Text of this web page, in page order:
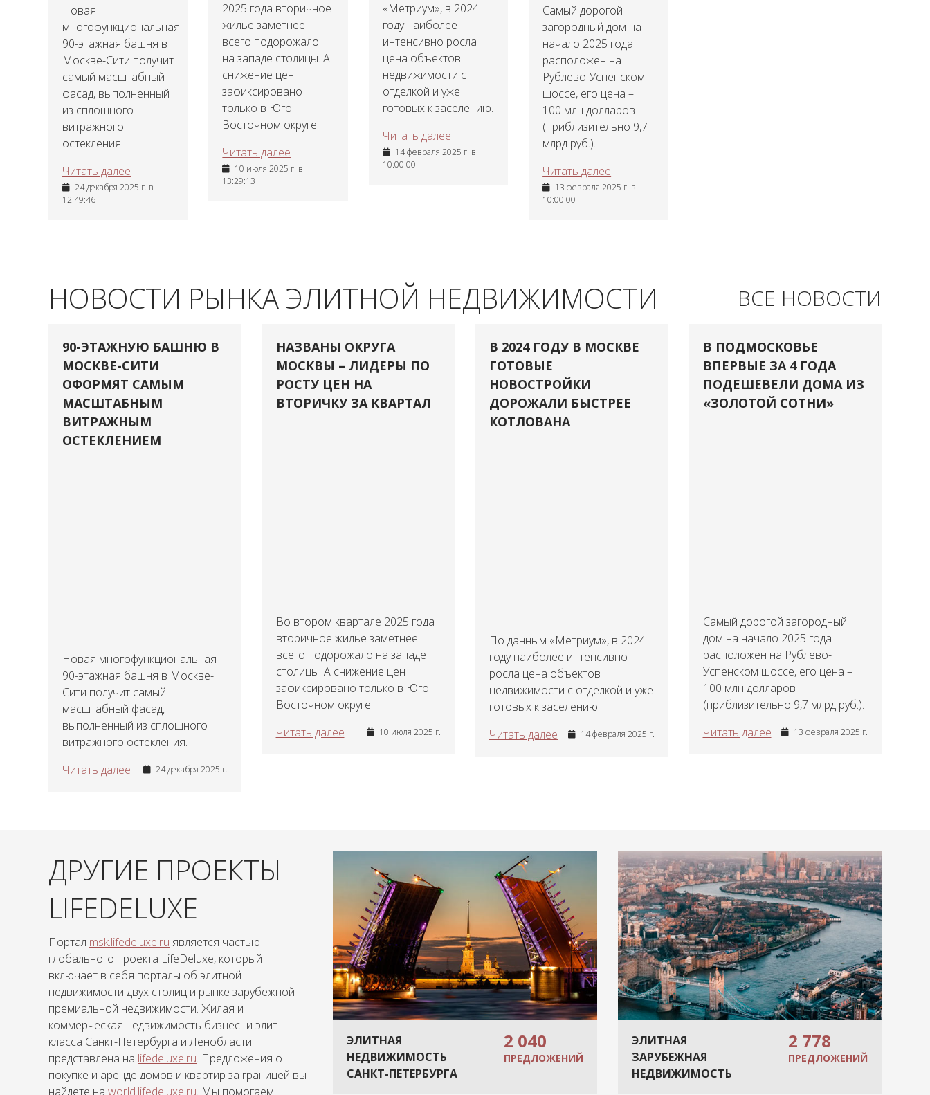
Новая
многофункциональная
90-этажная башня в
Москве-Сити получит
самый масштабный
фасад, выполненный
из сплошного
витражного
остекления.
Читать далее
24 декабря 2025 г. в
12:49:46
2025 года вторичное
жилье заметнее
всего подорожало
на западе столицы. А
снижение цен
зафиксировано
только в Юго-
Восточном округе.
Читать далее
10 июля 2025 г. в
13:29:13
«Метриум», в 2024
году наиболее
интенсивно росла
цена объектов
недвижимости с
отделкой и уже
готовых к заселению.
Читать далее
14 февраля 2025 г. в
10:00:00
Самый дорогой
загородный дом на
начало 2025 года
расположен на
Рублево-Успенском
шоссе, его цена –
100 млн долларов
(приблизительно 9,7
млрд руб.).
Читать далее
13 февраля 2025 г. в
10:00:00
ВСЕ НОВОСТИ
НОВОСТИ РЫНКА ЭЛИТНОЙ НЕДВИЖИМОСТИ
90-ЭТАЖНУЮ БАШНЮ В
МОСКВЕ-СИТИ
ОФОРМЯТ САМЫМ
МАСШТАБНЫМ
ВИТРАЖНЫМ
ОСТЕКЛЕНИЕМ
Новая многофункциональная
90-этажная башня в Москве-
Сити получит самый
масштабный фасад,
выполненный из сплошного
витражного остекления.
Читать далее
24 декабря 2025 г.
НАЗВАНЫ ОКРУГА
МОСКВЫ – ЛИДЕРЫ ПО
РОСТУ ЦЕН НА
ВТОРИЧКУ ЗА КВАРТАЛ
Во втором квартале 2025 года
вторичное жилье заметнее
всего подорожало на западе
столицы. А снижение цен
зафиксировано только в Юго-
Восточном округе.
Читать далее
10 июля 2025 г.
В 2024 ГОДУ В МОСКВЕ
ГОТОВЫЕ
НОВОСТРОЙКИ
ДОРОЖАЛИ БЫСТРЕЕ
КОТЛОВАНА
По данным «Метриум», в 2024
году наиболее интенсивно
росла цена объектов
недвижимости с отделкой и уже
готовых к заселению.
Читать далее
14 февраля 2025 г.
В ПОДМОСКОВЬЕ
ВПЕРВЫЕ ЗА 4 ГОДА
ПОДЕШЕВЕЛИ ДОМА ИЗ
«ЗОЛОТОЙ СОТНИ»
Самый дорогой загородный
дом на начало 2025 года
расположен на Рублево-
Успенском шоссе, его цена –
100 млн долларов
(приблизительно 9,7 млрд руб.).
Читать далее
13 февраля 2025 г.
ДРУГИЕ ПРОЕКТЫ
LIFEDELUXE
Портал msk.lifedeluxe.ru является частью
глобального проекта LifeDeluxe, который
включает в себя порталы об элитной
недвижимости двух столиц и рынке зарубежной
премиальной недвижимости. Жилая и
коммерческая недвижимость бизнес- и элит-
класса Санкт-Петербурга и Ленобласти
представлена на lifedeluxe.ru. Предложения о
покупке и аренде домов и квартир за границей вы
найдете на world.lifedeluxe.ru . Мы помогаем
ЭЛИТНАЯ
НЕДВИЖИМОСТЬ
САНКТ-ПЕТЕРБУРГА
2 040
ПРЕДЛОЖЕНИЙ
ЭЛИТНАЯ
ЗАРУБЕЖНАЯ
НЕДВИЖИМОСТЬ
2 778
ПРЕДЛОЖЕНИЙ